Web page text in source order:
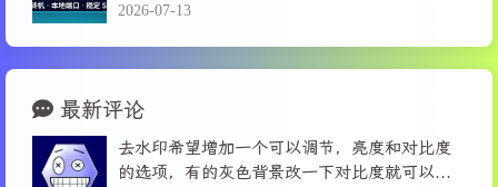
2026-07-13
最新评论
去水印希望增加一个可以调节，亮度和对比度
的选项，有的灰色背景改一下对比度就可以消